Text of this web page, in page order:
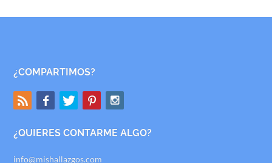
¿COMPARTIMOS?
¿QUIERES CONTARME ALGO?
info@mishallazgos.com